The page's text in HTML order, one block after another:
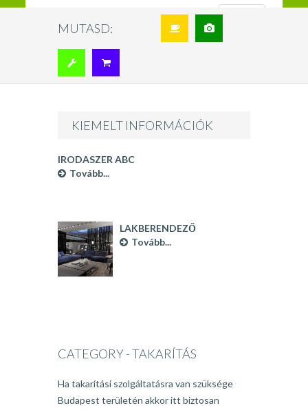
MUTASD:
KIEMELT INFORMÁCIÓK
IRODASZER ABC
Tovább...
LAKBERENDEZŐ
BUDAPEST
Tovább...
CATEGORY - TAKARÍTÁS
Ha takarítási szolgáltatásra van szüksége
Budapest területén akkor itt biztosan